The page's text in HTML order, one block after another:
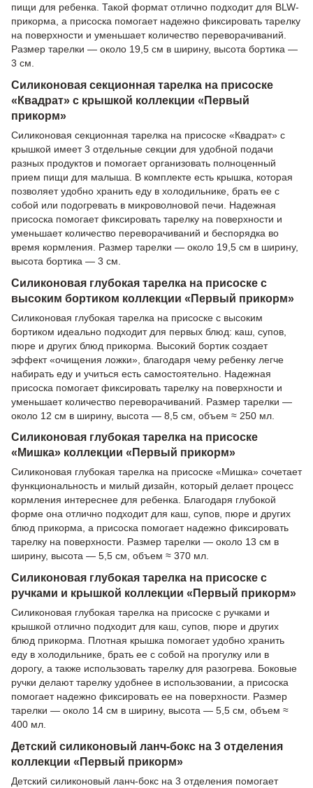
пищи для ребенка. Такой формат отлично подходит для BLW-
прикорма, а присоска помогает надежно фиксировать тарелку
на поверхности и уменьшает количество переворачиваний.
Размер тарелки — около 19,5 см в ширину, высота бортика —
3 см.
Силиконовая секционная тарелка на присоске
«Квадрат» с крышкой коллекции «Первый
прикорм»
Силиконовая секционная тарелка на присоске «Квадрат» с
крышкой имеет 3 отдельные секции для удобной подачи
разных продуктов и помогает организовать полноценный
прием пищи для малыша. В комплекте есть крышка, которая
позволяет удобно хранить еду в холодильнике, брать ее с
собой или подогревать в микроволновой печи. Надежная
присоска помогает фиксировать тарелку на поверхности и
уменьшает количество переворачиваний и беспорядка во
время кормления. Размер тарелки — около 19,5 см в ширину,
высота бортика — 3 см.
Силиконовая глубокая тарелка на присоске с
высоким бортиком коллекции «Первый прикорм»
Силиконовая глубокая тарелка на присоске с высоким
бортиком идеально подходит для первых блюд: каш, супов,
пюре и других блюд прикорма. Высокий бортик создает
эффект «очищения ложки», благодаря чему ребенку легче
набирать еду и учиться есть самостоятельно. Надежная
присоска помогает фиксировать тарелку на поверхности и
уменьшает количество переворачиваний. Размер тарелки —
около 12 см в ширину, высота — 8,5 см, объем ≈ 250 мл.
Силиконовая глубокая тарелка на присоске
«Мишка» коллекции «Первый прикорм»
Силиконовая глубокая тарелка на присоске «Мишка» сочетает
функциональность и милый дизайн, который делает процесс
кормления интереснее для ребенка. Благодаря глубокой
форме она отлично подходит для каш, супов, пюре и других
блюд прикорма, а присоска помогает надежно фиксировать
тарелку на поверхности. Размер тарелки — около 13 см в
ширину, высота — 5,5 см, объем ≈ 370 мл.
Силиконовая глубокая тарелка на присоске с
ручками и крышкой коллекции «Первый прикорм»
Силиконовая глубокая тарелка на присоске с ручками и
крышкой отлично подходит для каш, супов, пюре и других
блюд прикорма. Плотная крышка помогает удобно хранить
еду в холодильнике, брать ее с собой на прогулку или в
дорогу, а также использовать тарелку для разогрева. Боковые
ручки делают тарелку удобнее в использовании, а присоска
помогает надежно фиксировать ее на поверхности. Размер
тарелки — около 14 см в ширину, высота — 5,5 см, объем ≈
400 мл.
Детский силиконовый ланч-бокс на 3 отделения
коллекции «Первый прикорм»
Детский силиконовый ланч-бокс на 3 отделения помогает